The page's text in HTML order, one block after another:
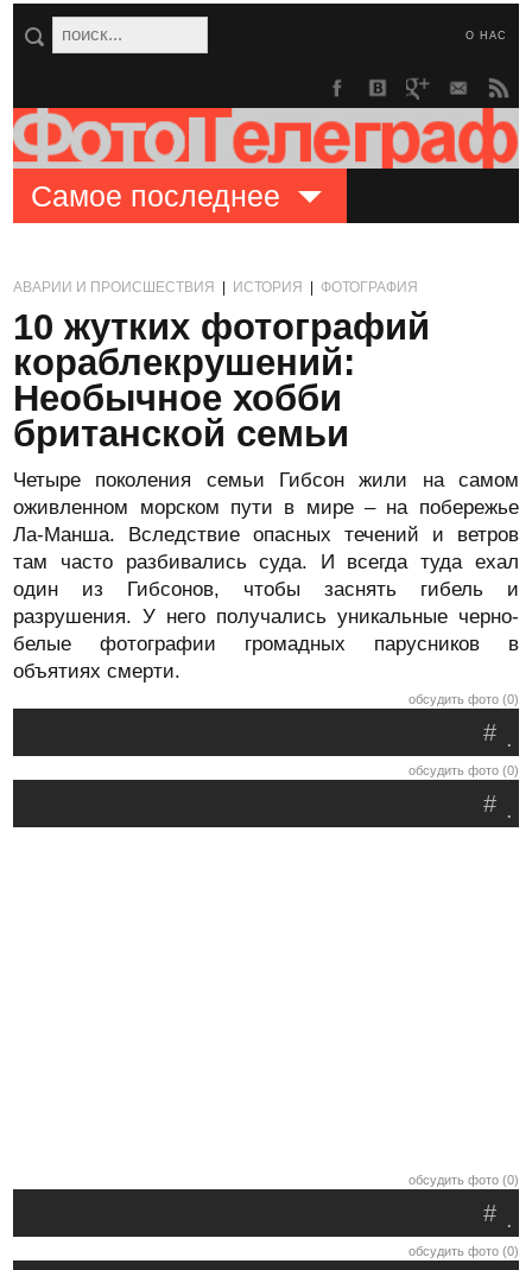
О НАС
Самое последнее
АВАРИИ И ПРОИСШЕСТВИЯ ИСТОРИЯ |ФОТОГРАФИЯ
10 жутких фотографий
кораблекрушений:
Необычное хобби
британской семьи
Четыре поколения семьи Гибсон жили на самом
оживленном морском пути в мире – на побережье
Ла-Манша. Вследствие опасных течений и ветров
там часто разбивались суда. И всегда туда ехал
один из Гибсонов, чтобы заснять гибель и
разрушения. У него получались уникальные черно-
белые фотографии громадных парусников в
объятиях смерти.
обсудить фото (0)
.
#
обсудить фото (0)
.
#
обсудить фото (0)
.
#
обсудить фото (0)